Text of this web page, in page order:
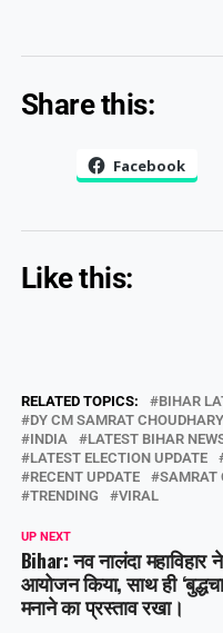
Share this:
Facebook
Like this:
RELATED TOPICS: BIHAR
DY CM SAMRAT CHOUDHARY
INDIA
LATEST BIHAR
LATEST ELECTION UPDATE
RECENT UPDATE
SAMRAT
TRENDING
VIRAL
UP NEXT
Bihar: नव नालंदा महाविहार
आयोजन किया, साथ ही
मनाने का प्रस्ताव रखा।